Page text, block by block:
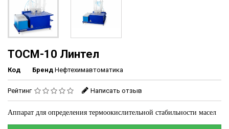
ТОСМ-10 Линтел
Код Бренд Нефтехимавтоматика
Рейтинг Написать отзыв
Аппарат для определения термоокислительной стабильности масел